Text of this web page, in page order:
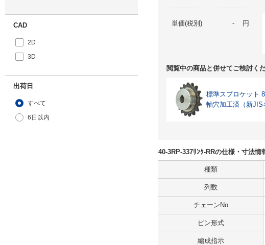
CAD
2D
3D
出荷日
すべて
6日以内
単価(税別) - 円
閲覧中の商品と併せてご検討く
標準スプロケット
軸穴加工済（新JIS
40-3RP-337ﾘﾝｸ-RRの仕様・寸法情
種類
列数
チェーンNo
ピン形式
編成指示